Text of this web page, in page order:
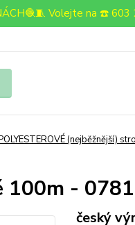
Volejte na ☎️ 603
(nejběžnější)
-
český